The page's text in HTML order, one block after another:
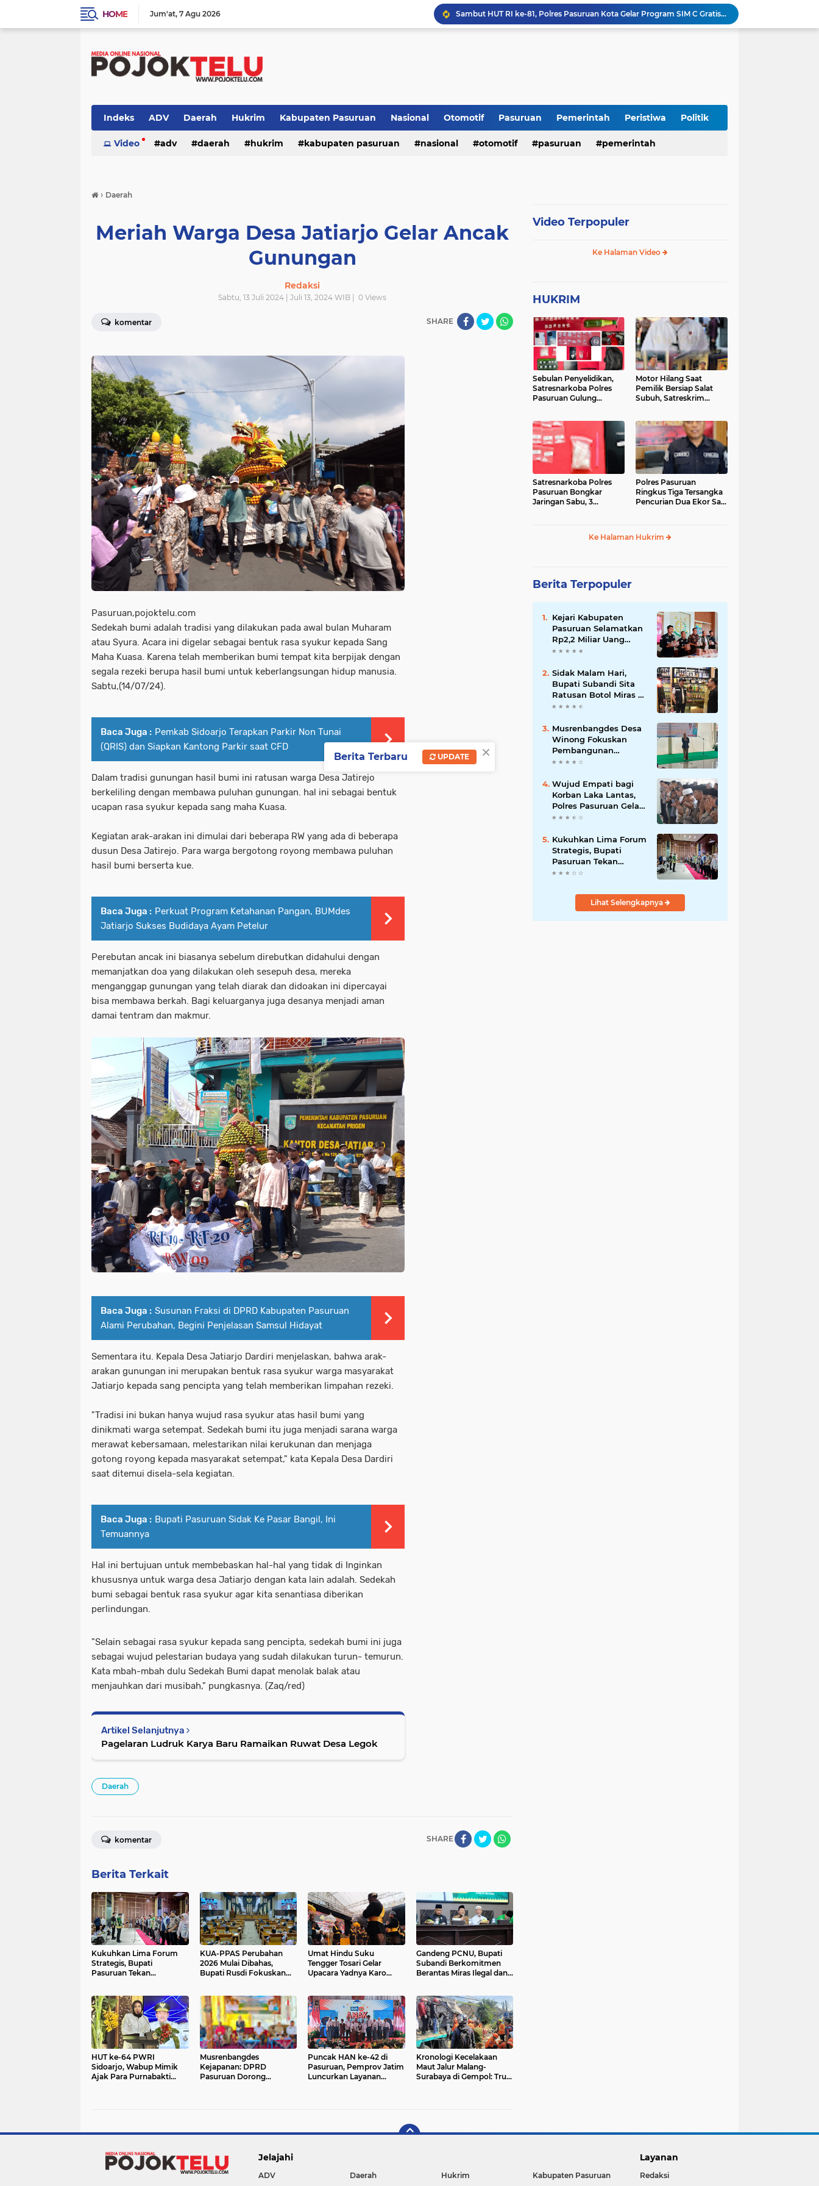
HOME Jum'at 7 Agu 2026
Sambut HUT RI ke-81, Polres Pasuruan Kota Gelar Program SIM C Gratis "AGUS-TUS SAE"
Sidoarjo Berbenah, Sekda Fenny Apridawati Ajak Seluruh OPD Tingkatkan Akuntabilitas Publik
Apresiasi UMKM Teh Kumis Kucing, Wabup Mimik Dorong Desa Wonokupang Jadi Percontohan Desa Herbal
Indeks ADV Daerah Hukrim Kabupaten Pasuruan Nasional Otomotif Pasuruan Pemerintah Peristiwa Politik
Sidoarjo TNI - POLRI TNI-POLRI
Video adv daerah hukrim kabupaten pasuruan nasional otomotif pasuruan pemerintah
› Daerah
Meriah Warga Desa Jatiarjo Gelar Ancak
Gunungan
Redaksi
Sabtu, 13 Juli 2024 | Juli 13, 2024 WIB | 0 Views
komentar SHARE
Pasuruan,pojoktelu.com
Sedekah bumi adalah tradisi yang dilakukan pada awal bulan Muharam
atau Syura. Acara ini digelar sebagai bentuk rasa syukur kepada Sang
Maha Kuasa. Karena telah memberikan bumi tempat kita berpijak dengan
segala rezeki berupa hasil bumi untuk keberlangsungan hidup manusia.
Sabtu,(14/07/24).
Baca Juga : Pemkab Sidoarjo Terapkan Parkir Non Tunai
(QRIS) dan Siapkan Kantong Parkir saat CFD
Dalam tradisi gunungan hasil bumi ini ratusan warga Desa Jatirejo
berkeliling dengan membawa puluhan gunungan. hal ini sebagai bentuk
ucapan rasa syukur kepada sang maha Kuasa.
Kegiatan arak-arakan ini dimulai dari beberapa RW yang ada di beberapa
dusun Desa Jatirejo. Para warga bergotong royong membawa puluhan
hasil bumi berserta kue.
Baca Juga : Perkuat Program Ketahanan Pangan, BUMdes
Jatiarjo Sukses Budidaya Ayam Petelur
Perebutan ancak ini biasanya sebelum direbutkan didahului dengan
memanjatkan doa yang dilakukan oleh sesepuh desa, mereka
menganggap gunungan yang telah diarak dan didoakan ini dipercayai
bisa membawa berkah. Bagi keluarganya juga desanya menjadi aman
damai tentram dan makmur.
Baca Juga : Susunan Fraksi di DPRD Kabupaten Pasuruan
Alami Perubahan, Begini Penjelasan Samsul Hidayat
Sementara itu. Kepala Desa Jatiarjo Dardiri menjelaskan, bahwa arak-
arakan gunungan ini merupakan bentuk rasa syukur warga masyarakat
Jatiarjo kepada sang pencipta yang telah memberikan limpahan rezeki.
"Tradisi ini bukan hanya wujud rasa syukur atas hasil bumi yang
dinikmati warga setempat. Sedekah bumi itu juga menjadi sarana warga
merawat kebersamaan, melestarikan nilai kerukunan dan menjaga
gotong royong kepada masyarakat setempat," kata Kepala Desa Dardiri
saat ditemui disela-sela kegiatan.
Baca Juga : Bupati Pasuruan Sidak Ke Pasar Bangil, Ini
Temuannya
Hal ini bertujuan untuk membebaskan hal-hal yang tidak di Inginkan
khususnya untuk warga desa Jatiarjo dengan kata lain adalah. Sedekah
bumi sebagai bentuk rasa syukur agar kita senantiasa diberikan
perlindungan.
"Selain sebagai rasa syukur kepada sang pencipta, sedekah bumi ini juga
sebagai wujud pelestarian budaya yang sudah dilakukan turun- temurun.
Kata mbah-mbah dulu Sedekah Bumi dapat menolak balak atau
menjauhkan dari musibah," pungkasnya. (Zaq/red)
Artikel Selanjutnya
Pagelaran Ludruk Karya Baru Ramaikan Ruwat Desa Legok
Daerah
SHARE
komentar
Berita Terkait
Kukuhkan Lima Forum
Strategis, Bupati
Pasuruan Tekan
KUA-PPAS Perubahan
2026 Mulai Dibahas,
Bupati Rusdi Fokuskan
Umat Hindu Suku
Tengger Tosari Gelar
Upacara Yadnya Karo
Gandeng PCNU, Bupati
Subandi Berkomitmen
Berantas Miras Ilegal dan
HUT ke-64 PWRI
Sidoarjo, Wabup Mimik
Ajak Para Purnabakti
Musrenbangdes
Kejapanan: DPRD
Pasuruan Dorong
Puncak HAN ke-42 di
Pasuruan, Pemprov Jatim
Luncurkan Layanan
Kronologi Kecelakaan
Maut Jalur Malang-
Surabaya di Gempol: Truk
Video Terpopuler
Ke Halaman Video
HUKRIM
Sebulan Penyelidikan,
Satresnarkoba Polres
Pasuruan Gulung
Motor Hilang Saat
Pemilik Bersiap Salat
Subuh, Satreskrim
Satresnarkoba Polres
Pasuruan Bongkar
Jaringan Sabu, 3
Polres Pasuruan
Ringkus Tiga Tersangka
Pencurian Dua Ekor Sapi
Ke Halaman Hukrim
Berita Terpopuler
Kejari Kabupaten
Pasuruan Selamatkan
Rp2,2 Miliar Uang
Negara dari Korupsi
Sidak Malam Hari,
Bupati Subandi Sita
Ratusan Botol Miras di
Kawasan Perumahan
Musrenbangdes Desa
Winong Fokuskan
Pembangunan
Berbasis Potensi Lokal,
Meski Dihantam
Efisiensi Anggaran
Wujud Empati bagi
Korban Laka Lantas,
Polres Pasuruan Gelar
Salat Ghaib dan Doa
Kukuhkan Lima Forum
Strategis, Bupati
Pasuruan Tekan
Pentingnya Program
Lihat Selengkapnya
Jelajahi
ADV Daerah Hukrim
Kabupaten Pasuruan
Layanan
Redaksi
×
Berita Terbaru UPDATE